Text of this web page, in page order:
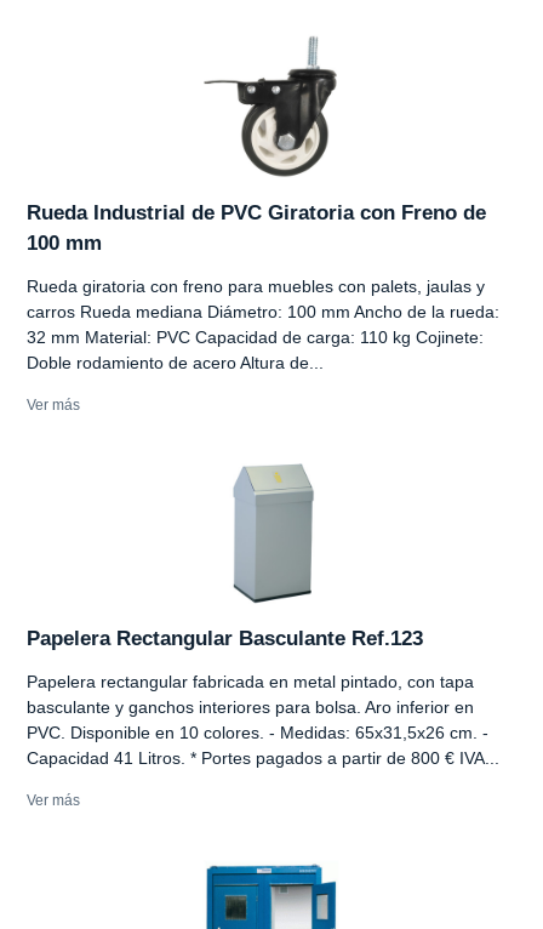
Rueda Industrial de PVC Giratoria con Freno de
100 mm
Rueda giratoria con freno para muebles con palets, jaulas y
carros Rueda mediana Diámetro: 100 mm Ancho de la rueda:
32 mm Material: PVC Capacidad de carga: 110 kg Cojinete:
Doble rodamiento de acero Altura de...
Ver más
Papelera Rectangular Basculante Ref.123
Papelera rectangular fabricada en metal pintado, con tapa
basculante y ganchos interiores para bolsa. Aro inferior en
PVC. Disponible en 10 colores. - Medidas: 65x31,5x26 cm. -
Capacidad 41 Litros. * Portes pagados a partir de 800 € IVA...
Ver más